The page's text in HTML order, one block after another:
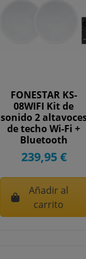
FONESTAR KS-
08WIFI Kit de
sonido 2
de techo Wi-Fi +
Bluetooth
239,95 €
Añadir al
carrito